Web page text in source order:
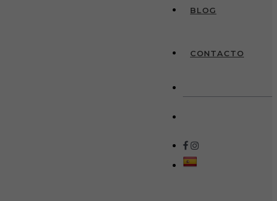
BLOG
CONTACTO